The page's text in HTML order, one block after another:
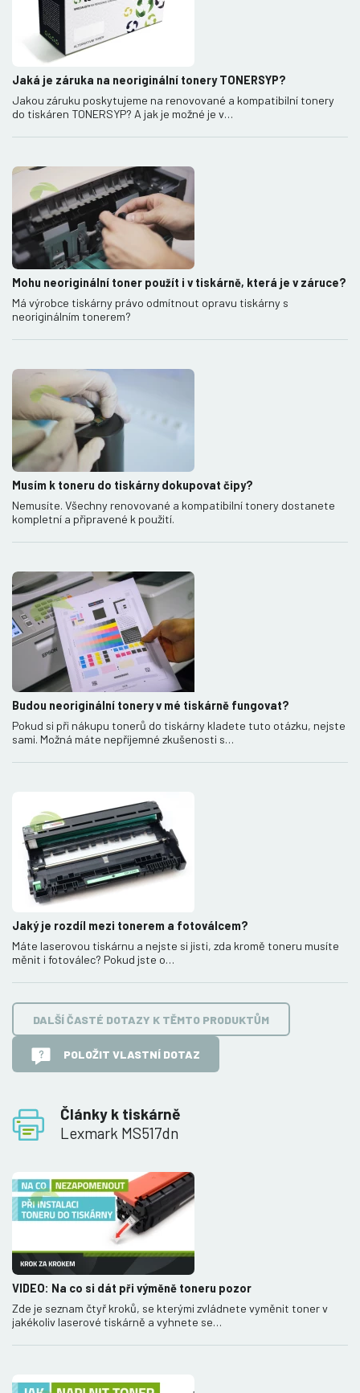
Články k tiskárně
Lexmark MS517dn
Jaká je záruka na neoriginální tonery TONERSYP?
Jakou záruku poskytujeme na renovované a kompatibilní tonery
do tiskáren TONERSYP? A jak je možné je v…
Mohu neoriginální toner použít i v tiskárně, která je v záruce?
Má výrobce tiskárny právo odmítnout opravu tiskárny s
neoriginálním tonerem?
Musím k toneru do tiskárny dokupovat čipy?
Nemusíte. Všechny renovované a kompatibilní tonery dostanete
kompletní a připravené k použití.
Budou neoriginální tonery v mé tiskárně fungovat?
Pokud si při nákupu tonerů do tiskárny kladete tuto otázku, nejste
sami. Možná máte nepříjemné zkušenosti s…
Jaký je rozdíl mezi tonerem a fotoválcem?
Máte laserovou tiskárnu a nejste si jisti, zda kromě toneru musíte
měnit i fotoválec? Pokud jste o…
DALŠÍ ČASTÉ DOTAZY K TĚMTO PRODUKTŮM
POLOŽIT VLASTNÍ DOTAZ
VIDEO: Na co si dát při výměně toneru pozor
Zde je seznam čtyř kroků, se kterými zvládnete vyměnit toner v
jakékoliv laserové tiskárně a vyhnete se…